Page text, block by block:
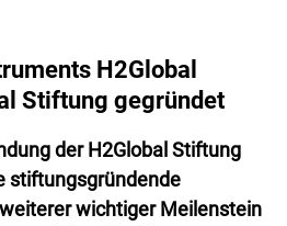
H2Global
Stiftung gegründet
der H2Global Stiftung
stiftungsgründende
wichtiger Meilenstein